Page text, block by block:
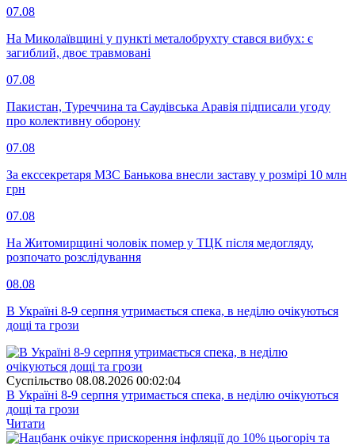
07.08
На Миколаївщині у пункті металобрухту стався вибух: є
загиблий, двоє травмовані
07.08
Пакистан, Туреччина та Саудівська Аравія підписали угоду
про колективну оборону
07.08
За екссекретаря МЗС Банькова внесли заставу у розмірі 10 млн
грн
07.08
На Житомирщині чоловік помер у ТЦК після медогляду,
розпочато розслідування
08.08
В Україні 8-9 серпня утримається спека, в неділю очікуються
дощі та грози
Суспiльство 08.08.2026 00:02:04
В Україні 8-9 серпня утримається спека, в неділю очікуються
дощі та грози
Читати